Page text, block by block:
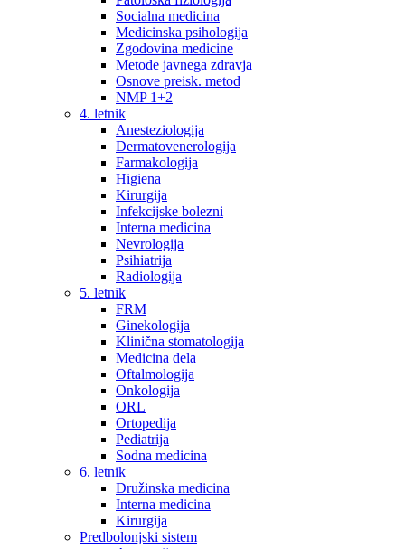
Socialna medicina
Medicinska psihologija
Zgodovina medicine
Metode javnega zdravja
Osnove preisk. metod
NMP 1+2
4. letnik
Anesteziologija
Dermatovenerologija
Farmakologija
Higiena
Kirurgija
Infekcijske bolezni
Interna medicina
Nevrologija
Psihiatrija
Radiologija
5. letnik
FRM
Ginekologija
Klinična stomatologija
Medicina dela
Oftalmologija
Onkologija
ORL
Ortopedija
Pediatrija
Sodna medicina
6. letnik
Družinska medicina
Interna medicina
Kirurgija
Predbolonjski sistem